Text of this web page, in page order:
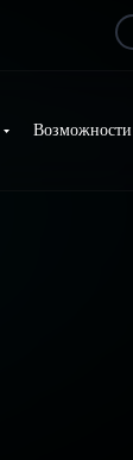
Возможности